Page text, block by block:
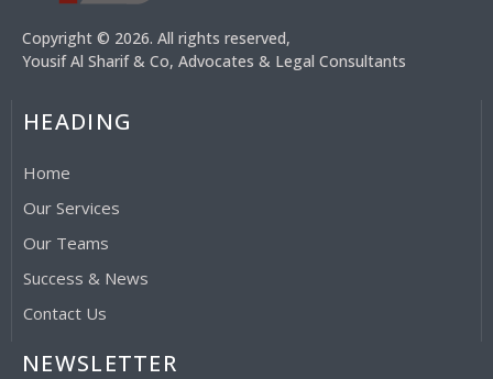
Copyright © 2026. All rights reserved,
Yousif Al Sharif & Co, Advocates & Legal Consultants
HEADING
Home
Our Services
Our Teams
Success & News
Contact Us
NEWSLETTER